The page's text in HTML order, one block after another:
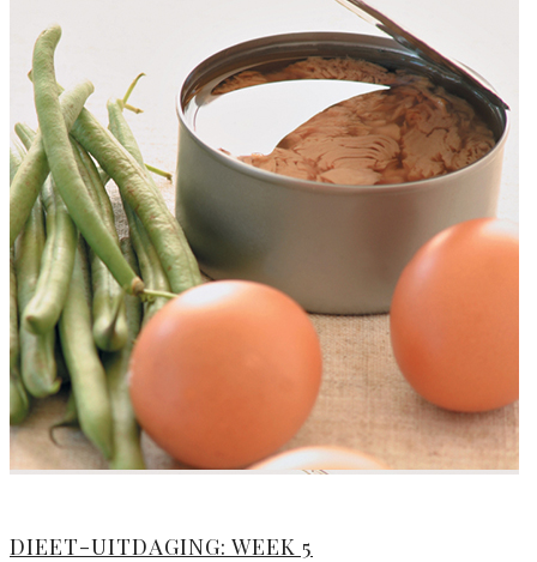
DIEET-UITDAGING: WEEK 5